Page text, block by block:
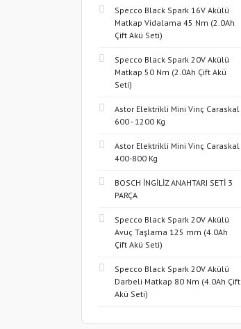
Specco Black Spark 16V Akülü
Matkap Vidalama 45 Nm (2.0Ah
Çift Akü Seti)
Specco Black Spark 20V Akülü
Matkap 50 Nm (2.0Ah Çift Akü
Seti)
Astor Elektrikli Mini Vinç Caraskal
600 - 1200 Kg
Astor Elektrikli Mini Vinç Caraskal
400-800 Kg
BOSCH İNGİLİZ ANAHTARI SETİ 3
PARÇA
Specco Black Spark 20V Akülü
Avuç Taşlama 125 mm (4.0Ah
Çift Akü Seti)
Specco Black Spark 20V Akülü
Darbeli Matkap 80 Nm (4.0Ah Çift
Akü Seti)